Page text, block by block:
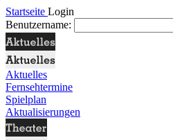
Startseite Login
Benutzername:
Aktuelles
Fernsehtermine
Spielplan
Aktualisierungen